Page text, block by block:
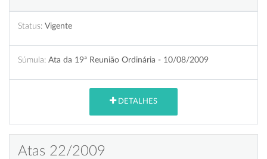
Status: Vigente
Súmula: Ata da 19ª Reunião Ordinária - 10/08/2009
DETALHES
Atas 22/2009